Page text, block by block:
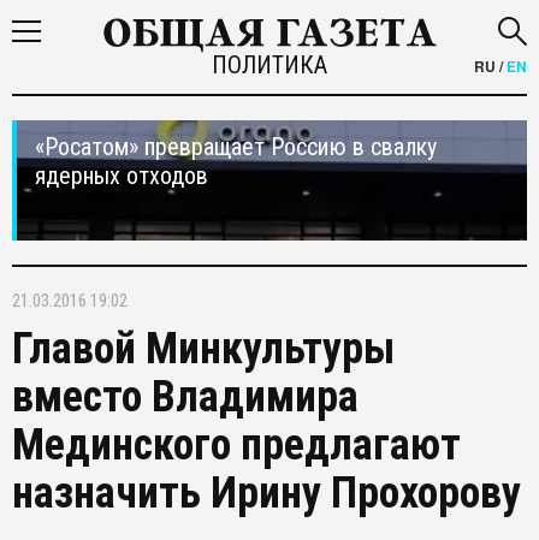
ПОЛИТИКА RU /EN
«Росатом» превращает Россию в свалку
ядерных отходов
21.03.2016 19:02
Главой Минкультуры
вместо Владимира
Мединского предлагают
назначить Ирину Прохорову